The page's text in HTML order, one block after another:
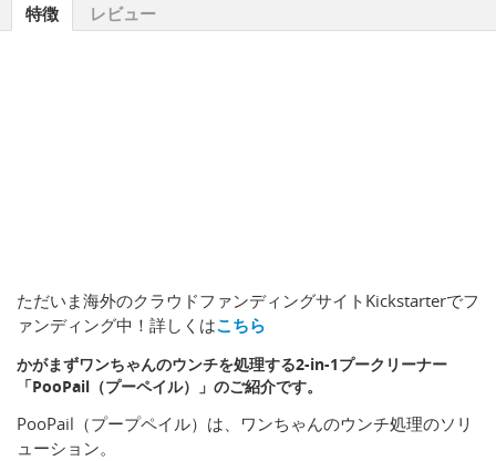
特徴 レビュー
ただいま海外のクラウドファンディングサイトKickstarterでフ
ァンディング中！詳しくはこちら
かがまずワンちゃんのウンチを処理する2-in-1プークリーナー
「PooPail（プーペイル）」のご紹介です。
PooPail（プープペイル）は、ワンちゃんのウンチ処理のソリ
ューション。